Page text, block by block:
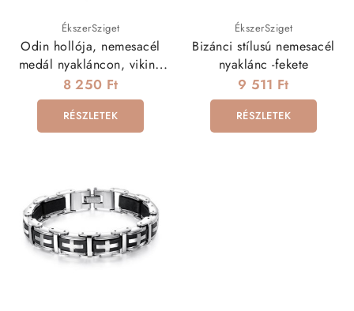
ÉkszerSziget
Odin hollója, nemesacél
medál nyakláncon, viking
szimbólummal
8 250 Ft
RÉSZLETEK
ÉkszerSziget
Bizánci stílusú nemesacél
nyaklánc -fekete
9 511 Ft
RÉSZLETEK